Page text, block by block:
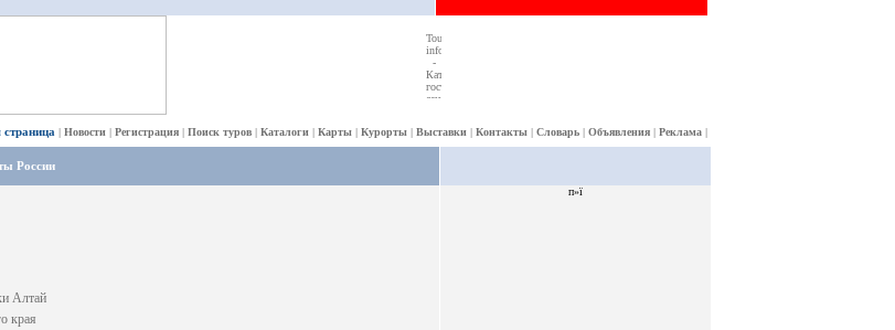
страница | Новости | Регистрация | Поиск туров | Каталоги | Карты | Курорты | Выставки | Контакты | Словарь | Объявления | Реклама |
России
Алтай
края
п»ї